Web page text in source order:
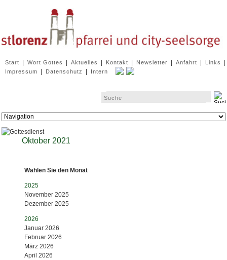
überspringen
Start Wort Gottes Aktuelles Kontakt Newsletter Anfahrt Links
Impressum Datenschutz Intern
Zielseite
Oktober 2021
Wählen Sie den Monat
2025
November 2025
Dezember 2025
2026
Januar 2026
Februar 2026
März 2026
April 2026